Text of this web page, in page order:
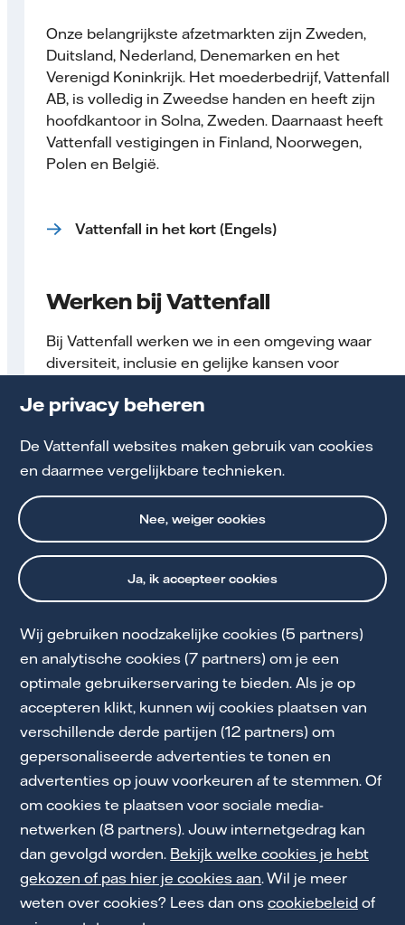
Je privacy beheren
De Vattenfall websites maken gebruik van cookies
en daarmee vergelijkbare technieken.
Ja, ik accepteer cookies
Nee, weiger cookies
Wij gebruiken noodzakelijke cookies (5 partners)
en analytische cookies (7 partners) om je een
optimale gebruikerservaring te bieden. Als je op
accepteren klikt, kunnen wij cookies plaatsen van
verschillende derde partijen (12 partners) om
gepersonaliseerde advertenties te tonen en
advertenties op jouw voorkeuren af te stemmen. Of
om cookies te plaatsen voor sociale media-
netwerken (8 partners). Jouw internetgedrag kan
dan gevolgd worden. Bekijk welke cookies je hebt
gekozen of pas hier je cookies aan. Wil je meer
weten over cookies? Lees dan onscookiebeleidof
Onze belangrijkste afzetmarkten zijn Zweden,
Duitsland, Nederland, Denemarken en het
Verenigd Koninkrijk. Het moederbedrijf, Vattenfall
AB, is volledig in Zweedse handen en heeft zijn
hoofdkantoor in Solna, Zweden. Daarnaast heeft
Vattenfall vestigingen in Finland, Noorwegen,
Polen en België.
Vattenfall in het kort (Engels)
Werken bij Vattenfall
Bij Vattenfall werken we in een omgeving waar
diversiteit, inclusie en gelijke kansen voor
leveren? Solliciteer dan op een van onze
Werken bij Vattenfall
Cookie Statement
Privacy & voorwaarden
Klokkenluidersregeling
Toegankelijkheid
Werken bij Vattenfall